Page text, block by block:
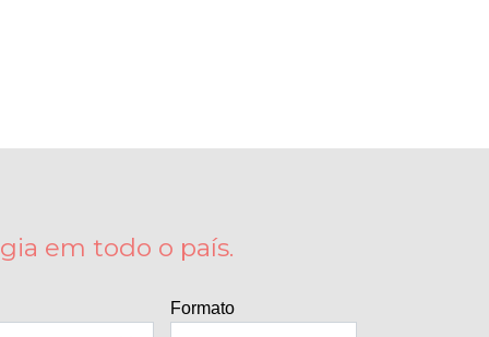
em todo o país.
Formato